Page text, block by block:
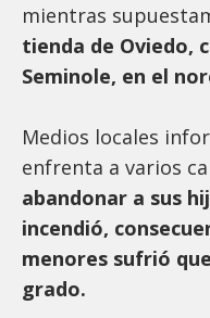
mientras
tienda de Oviedo,
Seminole, en el
Medios locales
enfrenta a varios
abandonar a sus
incendió,
menores sufrió
grado.